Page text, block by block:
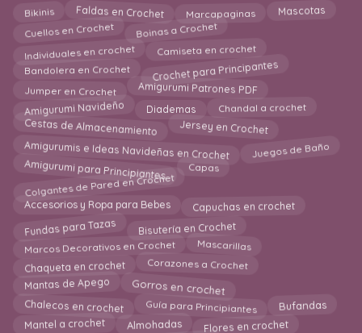
Bikinis Faldas en Crochet Marcapaginas Mascotas
Cuellos en Crochet Boinas a Crochet
Individuales en crochet Camiseta en crochet
Bandolera en Crochet Crochet para Principantes
Jumper en Crochet Amigurumi Patrones PDF
Amigurumi Navideño Diademas Chandal a crochet
Cestas de Almacenamiento Jersey en Crochet
Amigurumis e Ideas Navideñas en Crochet Juegos de Baño
Amigurumi para Principiantes Capas
Colgantes de Pared en Crochet
Accesorios y Ropa para Bebes Capuchas en crochet
Fundas para Tazas Bisutería en Crochet
Marcos Decorativos en Crochet Mascarillas
Chaqueta en crochet Corazones a Crochet
Mantas de Apego Gorros en crochet
Chalecos en crochet Guía para Principiantes Bufandas
Mantel a crochet Almohadas Flores en crochet